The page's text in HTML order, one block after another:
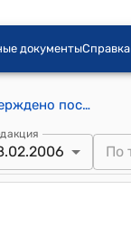
документыСправка
Положение о Министерстве культуры Кыргызской Республики (утверждено постановлением Правительства КР от 23 декабря 2005 года №608)